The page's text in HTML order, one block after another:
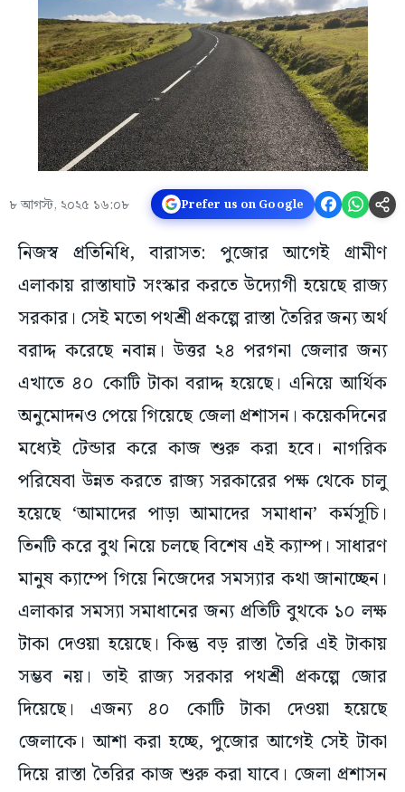
৮ আগস্ট, ২০২৫ ১৬:০৮ Prefer us on Google
নিজস্ব প্রতিনিধি, বারাসত: পুজোর আগেই গ্রামীণ
এলাকায় রাস্তাঘাট সংস্কার করতে উদ্যোগী হয়েছে রাজ্য
সরকার। সেই মতো পথশ্রী প্রকল্পে রাস্তা তৈরির জন্য অর্থ
বরাদ্দ করেছে নবান্ন। উত্তর ২৪ পরগনা জেলার জন্য
এখাতে ৪০ কোটি টাকা বরাদ্দ হয়েছে। এনিয়ে আর্থিক
অনুমোদনও পেয়ে গিয়েছে জেলা প্রশাসন। কয়েকদিনের
মধ্যেই টেন্ডার করে কাজ শুরু করা হবে। নাগরিক
পরিষেবা উন্নত করতে রাজ্য সরকারের পক্ষ থেকে চালু
হয়েছে ‘আমাদের পাড়া আমাদের সমাধান’ কর্মসূচি।
তিনটি করে বুথ নিয়ে চলছে বিশেষ এই ক্যাম্প। সাধারণ
মানুষ ক্যাম্পে গিয়ে নিজেদের সমস্যার কথা জানাচ্ছেন।
এলাকার সমস্যা সমাধানের জন্য প্রতিটি বুথকে ১০ লক্ষ
টাকা দেওয়া হয়েছে। কিন্তু বড় রাস্তা তৈরি এই টাকায়
সম্ভব নয়। তাই রাজ্য সরকার পথশ্রী প্রকল্পে জোর
দিয়েছে। এজন্য ৪০ কোটি টাকা দেওয়া হয়েছে
জেলাকে। আশা করা হচ্ছে, পুজোর আগেই সেই টাকা
দিয়ে রাস্তা তৈরির কাজ শুরু করা যাবে। জেলা প্রশাসন